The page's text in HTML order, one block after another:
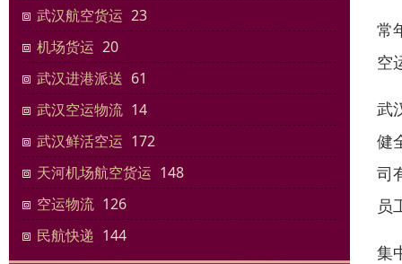
武汉航空货运 23
机场货运 20
武汉进港派送 61
武汉空运物流 14
武汉鲜活空运 172
天河机场航空货运 148
空运物流 126
民航快递 144
常
空
武
健
司
员
集